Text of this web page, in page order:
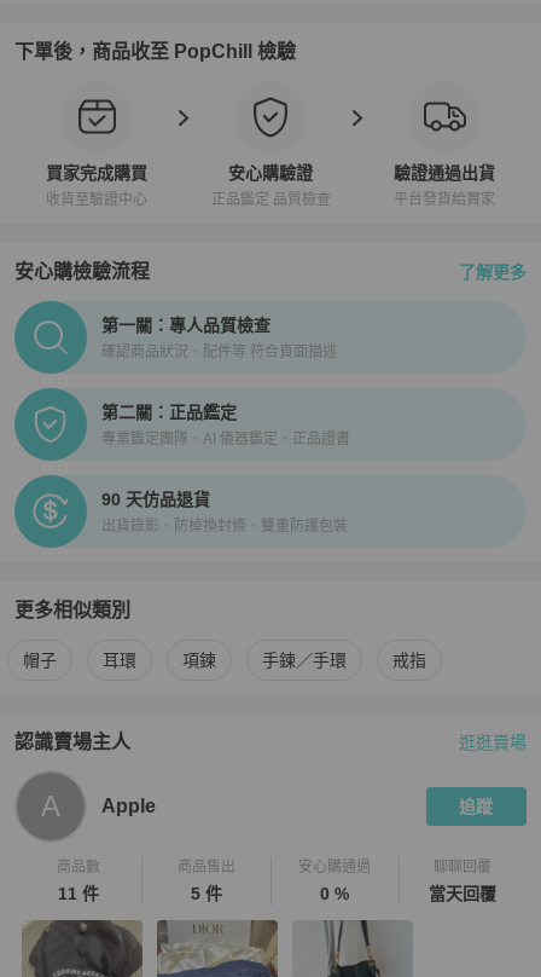
下單後，商品收至 PopChill 檢驗
買家完成購買
收貨至驗證中心
安心購驗證
正品鑑定 品質檢查
驗證通過出貨
平台發貨給買家
安心購檢驗流程 了解更多
PopChill拍拍圈正品驗證、安心購檢驗流程介紹
第一關：專人品質檢查
確認商品狀況、配件等 符合頁面描述
第二關：正品鑑定
專業鑑定團隊、AI 儀器鑑定、正品證書
90 天仿品退貨
出貨錄影、防掉換封條、雙重防護包裝
更多相似類別
更多Dior 女士配件 相似商品推薦
帽子 耳環 項鍊 手鍊／手環 戒指
認識賣場主人
PopChill 拍拍圈嚴選賣家
逛逛賣場
A Apple 追蹤
商品數
11 件
商品售出
5 件
安心購通過
0 %
聊聊回覆
當天回覆